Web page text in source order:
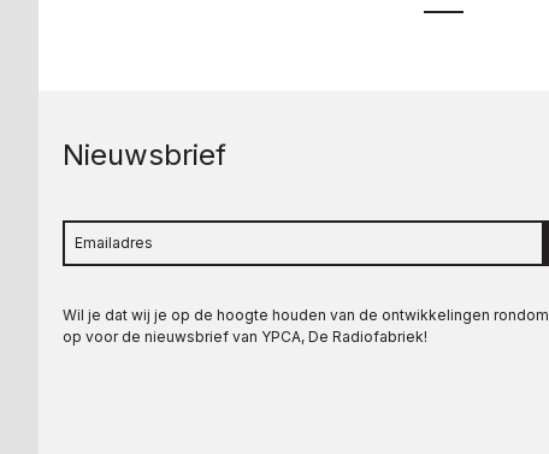
Nieuwsbrief
Wil je dat wij je op de hoogte houden van de ontwikkelingen rondom
op voor de nieuwsbrief van YPCA, De Radiofabriek!